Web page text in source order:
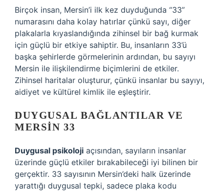
Birçok insan, Mersin’i ilk kez duyduğunda “33”
numarasını daha kolay hatırlar çünkü sayı, diğer
plakalarla kıyaslandığında zihinsel bir bağ kurmak
için güçlü bir etkiye sahiptir. Bu, insanların 33’ü
başka şehirlerde görmelerinin ardından, bu sayıyı
Mersin ile ilişkilendirme biçimlerini de etkiler.
Zihinsel haritalar oluşturur, çünkü insanlar bu sayıyı,
aidiyet ve kültürel kimlik ile eşleştirir.
DUYGUSAL BAĞLANTILAR VE
MERSIN 33
Duygusal psikoloji açısından, sayıların insanlar
üzerinde güçlü etkiler bırakabileceği iyi bilinen bir
gerçektir. 33 sayısının Mersin’deki halk üzerinde
yarattığı duygusal tepki, sadece plaka kodu